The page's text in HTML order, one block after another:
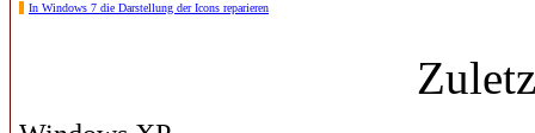
In Windows 7 die Darstellung der Icons reparieren